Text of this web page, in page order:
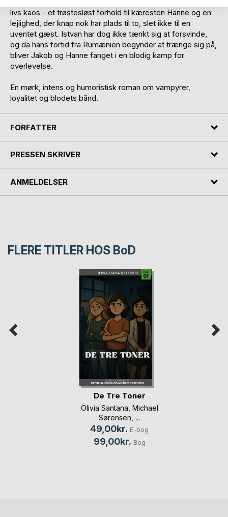
livs kaos - et trøstesløst forhold til kæresten Hanne og en
lejlighed, der knap nok har plads til to, slet ikke til en
uventet gæst. Istvan har dog ikke tænkt sig at forsvinde,
og da hans fortid fra Rumænien begynder at trænge sig på,
bliver Jakob og Hanne fanget i en blodig kamp for
overlevelse.
En mørk, intens og humoristisk roman om vampyrer,
loyalitet og blodets bånd.
FORFATTER
PRESSEN SKRIVER
ANMELDELSER
FLERE TITLER HOS BoD
De Tre Toner
Olivia Santana Michael
Sørensen , ...
49,00kr. E-bog
99,00kr. Bog